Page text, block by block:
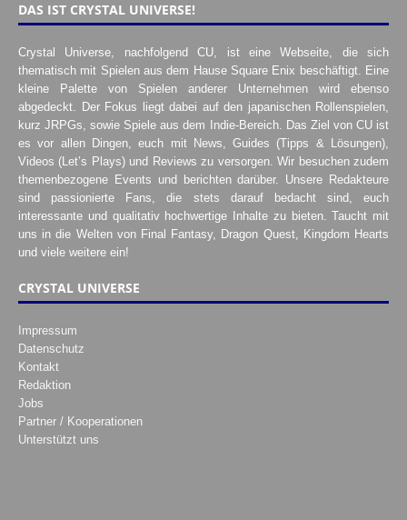
DAS IST CRYSTAL UNIVERSE!
Crystal Universe, nachfolgend CU, ist eine Webseite, die sich
thematisch mit Spielen aus dem Hause Square Enix beschäftigt. Eine
kleine Palette von Spielen anderer Unternehmen wird ebenso
abgedeckt. Der Fokus liegt dabei auf den japanischen Rollenspielen,
kurz JRPGs, sowie Spiele aus dem Indie-Bereich. Das Ziel von CU ist
es vor allen Dingen, euch mit News, Guides (Tipps & Lösungen),
Videos (Let’s Plays) und Reviews zu versorgen. Wir besuchen zudem
themenbezogene Events und berichten darüber. Unsere Redakteure
sind passionierte Fans, die stets darauf bedacht sind, euch
interessante und qualitativ hochwertige Inhalte zu bieten. Taucht mit
uns in die Welten von Final Fantasy, Dragon Quest, Kingdom Hearts
und viele weitere ein!
CRYSTAL UNIVERSE
Impressum
Datenschutz
Kontakt
Redaktion
Jobs
Partner / Kooperationen
Unterstützt uns